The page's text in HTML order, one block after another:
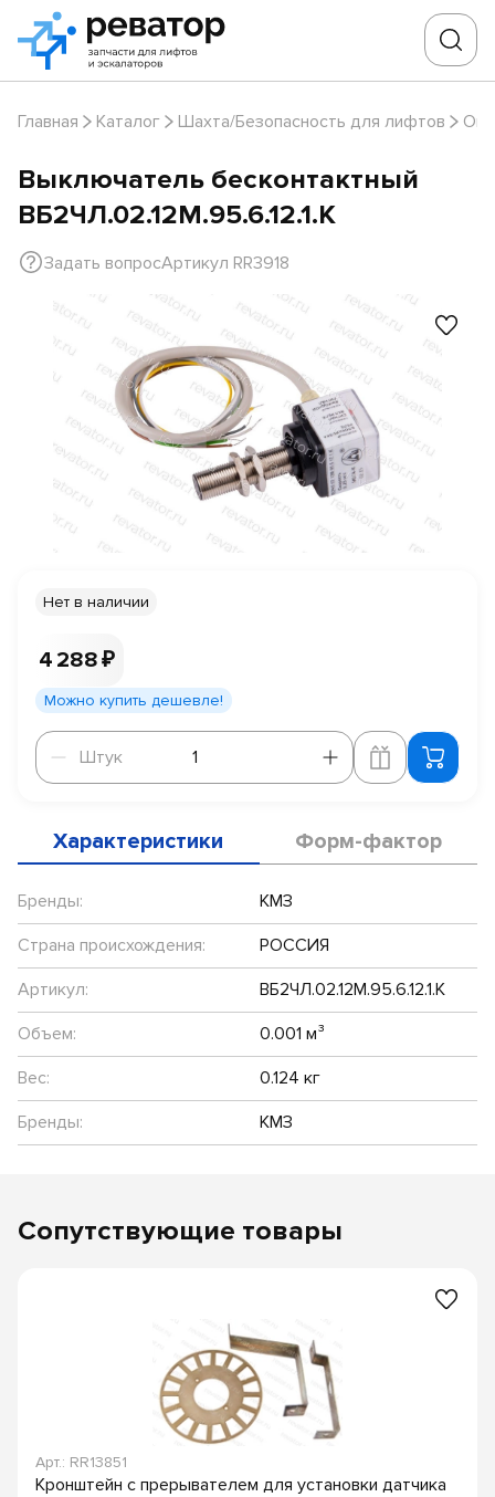
Главная Каталог Шахта/Безопасность для лифтов
Выключатель бесконтактный
ВБ2ЧЛ.02.12М.95.6.12.1.К
Задать вопросАртикул RR3918
Нет в наличии
4 288 ₽
Можно купить дешевле!
Штук
Штук
Характеристики Форм-фактор
Бренды:
КМЗ
Страна происхождения:
РОССИЯ
Артикул:
ВБ2ЧЛ.02.12М.95.6.12.1.К
Объем:
0.001 м³
Вес:
0.124 кг
Бренды:
КМЗ
Сопутствующие товары
Арт.: RR13851
Кронштейн с прерывателем для установки датчика